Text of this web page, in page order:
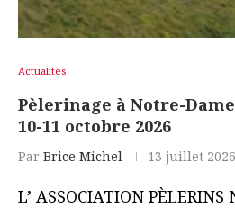
Actualités
Pèlerinage à Notre-
10-11 octobre 2026
Par Brice Michel 13 juillet 2026
L’ ASSOCIATION